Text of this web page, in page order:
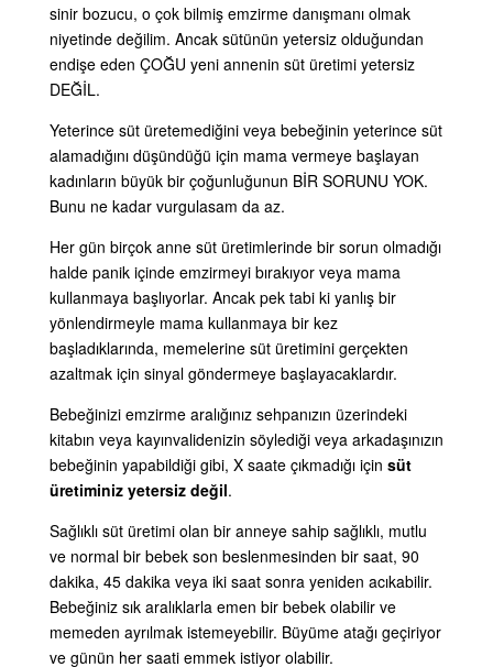
LLL TÜRKİYE
HAKKINDA
sinir bozucu, o çok bilmiş emzirme danışmanı olmak
niyetinde değilim. Ancak sütünün yetersiz olduğundan
endişe eden ÇOĞU yeni annenin süt üretimi yetersiz
DEĞİL.
Yeterince süt üretemediğini veya bebeğinin yeterince süt
alamadığını düşündüğü için mama vermeye başlayan
kadınların büyük bir çoğunluğunun BİR SORUNU YOK.
Bunu ne kadar vurgulasam da az.
Her gün birçok anne süt üretimlerinde bir sorun olmadığı
halde panik içinde emzirmeyi bırakıyor veya mama
kullanmaya başlıyorlar. Ancak pek tabi ki yanlış bir
yönlendirmeyle mama kullanmaya bir kez
başladıklarında, memelerine süt üretimini gerçekten
azaltmak için sinyal göndermeye başlayacaklardır.
Bebeğinizi emzirme aralığınız sehpanızın üzerindeki
kitabın veya kayınvalidenizin söylediği veya arkadaşınızın
bebeğinin yapabildiği gibi, X saate çıkmadığı için süt
üretiminiz yetersiz değil.
Sağlıklı süt üretimi olan bir anneye sahip sağlıklı, mutlu
ve normal bir bebek son beslenmesinden bir saat, 90
dakika, 45 dakika veya iki saat sonra yeniden acıkabilir.
Bebeğiniz sık aralıklarla emen bir bebek olabilir ve
memeden ayrılmak istemeyebilir. Büyüme atağı geçiriyor
ve günün her saati emmek istiyor olabilir.